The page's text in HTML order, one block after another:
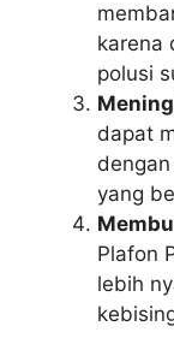
karena
polusi
dapat
yang
Plafon
lebih